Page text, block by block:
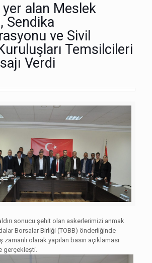
yer alan Meslek
Sendika
ve Sivil
Temsilcileri
Verdi
sonucu şehit olan askerlerimizi anmak
Borsalar Birliği (TOBB) önderliğinde
zamanlı olarak yapılan basın açıklaması
gerçekleşti.